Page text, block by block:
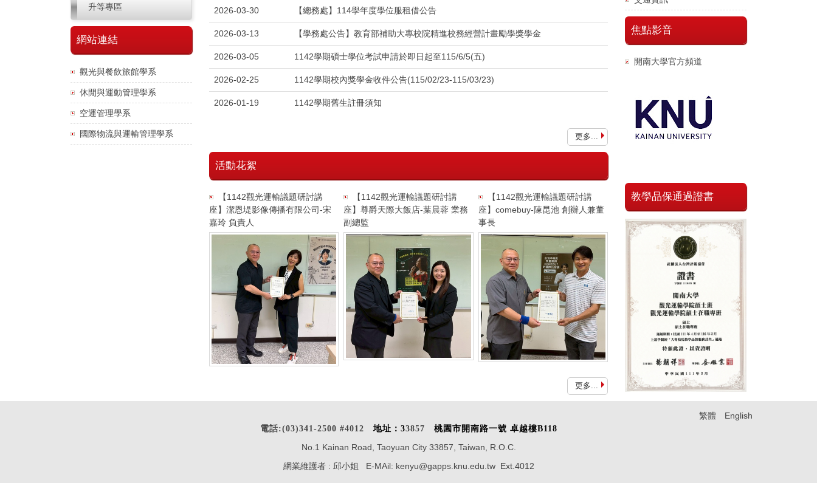
升等專區
網站連結
觀光與餐飲旅館學系
休閒與運動管理學系
空運管理學系
國際物流與運輸管理學系
2026-03-30 【總務處】114學年度學位服租借公告
2026-03-13 【學務處公告】教育部補助大專校院精進校務經營計畫勵學獎學金
2026-03-05 1142學期碩士學位考試申請於即日起至115/6/5(五)
2026-02-25 1142學期校內獎學金收件公告(115/02/23-115/03/23)
2026-01-19 1142學期舊生註冊須知
更多...
活動花絮
【1142觀光運輸議題研討講
座】潔恩堤影像傳播有限公司-宋
嘉玲 負責人
【1142觀光運輸議題研討講
座】尊爵天際大飯店-葉晨蓉 業務
副總監
【1142觀光運輸議題研討講
座】comebuy-陳昆池 創辦人兼董
事長
更多...
焦點影音
開南大學官方頻道
教學品保通過證書
繁體 English
電話:(03)341-2500 #4012 地址： 33857 桃園市開南路一號 卓越樓B118
No.1 Kainan Road, Taoyuan City 33857, Taiwan, R.O.C.
網業維護者 : 邱小姐 E-MAil: kenyu@gapps.knu.edu.twExt.4012